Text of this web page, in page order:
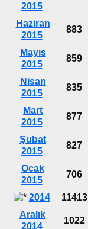
2015
Haziran
2015
883
Mayıs
2015
859
Nisan
2015
835
Mart
2015
877
Şubat
2015
827
Ocak
2015
706
2014 11413
Aralık
2014
1022